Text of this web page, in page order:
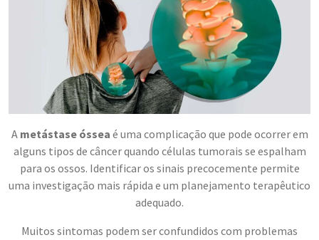
A metástase óssea é uma complicação que pode ocorrer em
alguns tipos de câncer quando células tumorais se espalham
para os ossos. Identificar os sinais precocemente permite
uma investigação mais rápida e um planejamento terapêutico
adequado.
Muitos sintomas podem ser confundidos com problemas